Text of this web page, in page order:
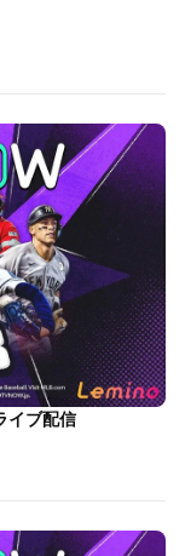
イブ配信